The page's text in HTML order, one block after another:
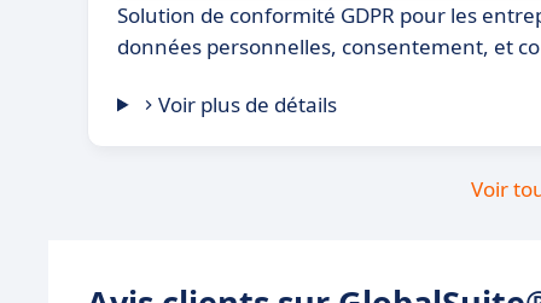
Solution de conformité GDPR pour les
données personnelles, consentement, et
Voir plus de détails
Voir